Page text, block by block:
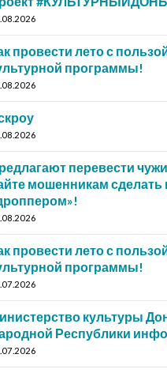
провести лето с
программы!
перевести
мошенникам сделать
провести лето с
программы!
культуры
Республики